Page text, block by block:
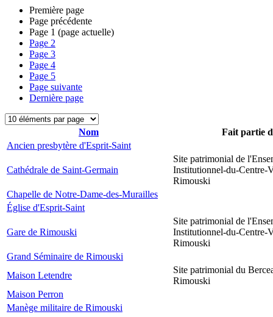
Première page
Page précédente
Page 1 (page actuelle)
Page 2
Page 3
Page 4
Page 5
Page suivante
Dernière page
Nom
Fait partie
Ancien presbytère d'Esprit-Saint
Cathédrale de Saint-Germain
Site patrimonial de
Institutionnel-du-Centre-
Rimouski
Chapelle de Notre-Dame-des-Murailles
Église d'Esprit-Saint
Gare de Rimouski
Site patrimonial de
Institutionnel-du-Centre-
Rimouski
Grand Séminaire de Rimouski
Maison Letendre
Site patrimonial du
Rimouski
Maison Perron
Manège militaire de Rimouski